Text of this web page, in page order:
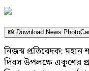
📸 Download News
নিজস্ব প্রতিবেদক: মহান
দিবস উপলক্ষে একুশের